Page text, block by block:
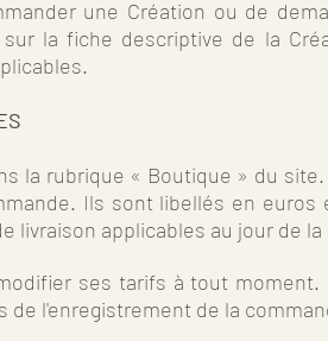
une Création ou de
sur la fiche descriptive de la
la rubrique « Boutique » du
Ils sont libellés en euros
livraison applicables au jour de
ses tarifs à tout
de l'enregistrement de la